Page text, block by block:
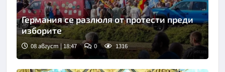
Германия се разлюля от протести преди
изборите
08 август | 18:47 0 1316